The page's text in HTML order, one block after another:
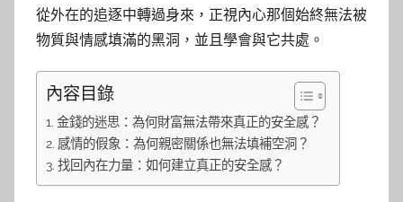
從外在的追逐中轉過身來，正視內心那個始終無法被
物質與情感填滿的黑洞，並且學會與它共處。
內容目錄
金錢的迷思：為何財富無法帶來真正的安全感？
感情的假象：為何親密關係也無法填補空洞？
找回內在力量：如何建立真正的安全感？